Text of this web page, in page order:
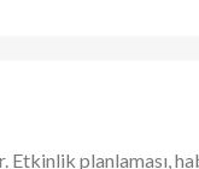
planlaması,